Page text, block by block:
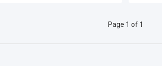
Page 1 of 1